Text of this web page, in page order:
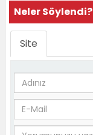
Neler Söylendi?
Site